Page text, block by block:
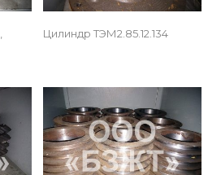
Цилиндр ТЭМ2.85.12.134